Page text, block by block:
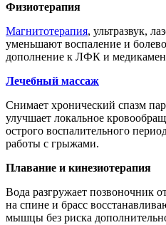
Физиотерапия
Магнитотерапия, ультразвук,
уменьшают воспаление и
дополнение к ЛФК и
Лечебный массаж
Снимает хронический спазм
улучшает локальное
острого воспалительного
работы с грыжами.
Плавание и кинезиотерапия
Вода разгружает позвоночник
на спине и брасс
мышцы без риска